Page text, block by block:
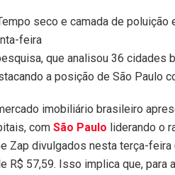
que analisou 36 cidades
a posição de São Paulo
imobiliário brasileiro
com São Paulo liderando o
Zap divulgados nesta terça-
R$ 57,59. Isso implica que, para